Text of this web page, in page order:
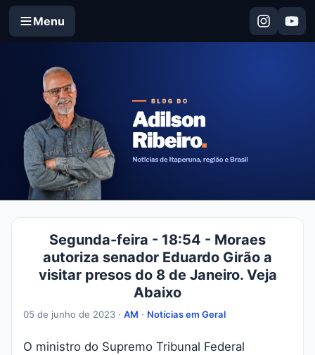
Menu
Segunda-feira - 18:54 - Moraes
autoriza senador Eduardo Girão a
visitar presos do 8 de Janeiro. Veja
Abaixo
05 de junho de 2023 · AM · Notícias em Geral
O ministro do Supremo Tribunal Federal